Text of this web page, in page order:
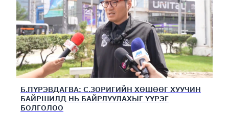
Б.ПҮРЭВДАГВА: С.ЗОРИГИЙН ХӨШӨӨГ ХУУЧИН
БАЙРШИЛД НЬ БАЙРЛУУЛАХЫГ ҮҮРЭГ
БОЛГОЛОО